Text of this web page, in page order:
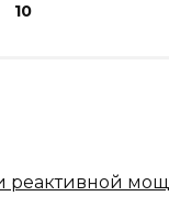
10
реактивной